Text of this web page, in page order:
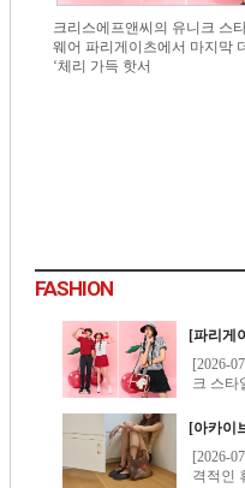
크리스에프앤씨의 유니크 스
웨어 파리게이츠에서 마지막
‘체리 가득 핫서
FASHION